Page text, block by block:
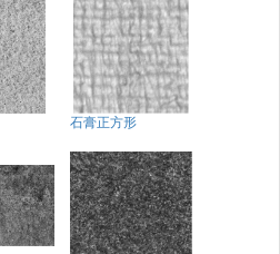
石膏正方形